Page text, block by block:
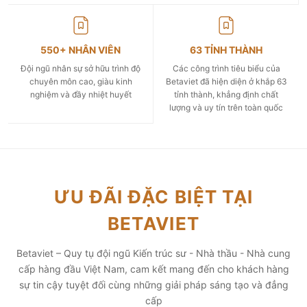
550+ NHÂN VIÊN
Đội ngũ nhân sự sở hữu trình độ
chuyên môn cao, giàu kinh
nghiệm và đầy nhiệt huyết
63 TỈNH THÀNH
Các công trình tiêu biểu của
Betaviet đã hiện diện ở khắp 63
tỉnh thành, khẳng định chất
lượng và uy tín trên toàn quốc
ƯU ĐÃI ĐẶC BIỆT TẠI
BETAVIET
Betaviet – Quy tụ đội ngũ Kiến trúc sư - Nhà thầu - Nhà cung
cấp hàng đầu Việt Nam, cam kết mang đến cho khách hàng
sự tin cậy tuyệt đối cùng những giải pháp sáng tạo và đẳng
cấp